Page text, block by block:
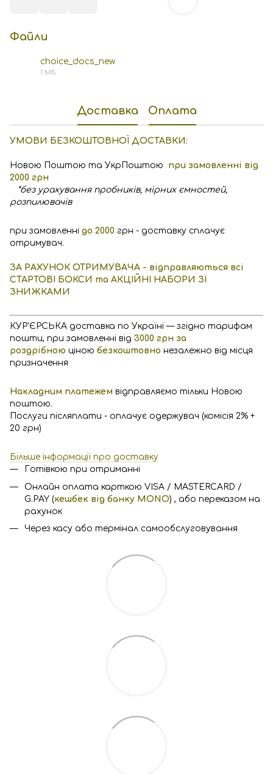
Файли
choice_docs_new
1 МБ
Доставка Оплата
УМОВИ БЕЗКОШТОВНОЇ ДОСТАВКИ:
Новою Поштою та УкрПоштою при замовленні від
2000 грн
*без урахування пробників, мірних ємностей,
розпилювачів
при замовленні до 2000 грн - доставку сплачує
отримувач.
ЗА РАХУНОК ОТРИМУВАЧА - відправляються всі
СТАРТОВІ БОКСИ та АКЦІЙНІ НАБОРИ ЗІ
ЗНИЖКАМИ
КУР'ЄРСЬКА доставка по Україні — згідно тарифам
пошти, при замовленні від 3000 грн за
роздрібною ціною безкоштовно незалежно від місця
призначення
Накладним платежем відправляємо тільки Новою
поштою.
Послуги післяплати - оплачує одержувач (комісія 2% +
20 грн)
Більше інформації про доставку
Готівкою при отриманні
Онлайн оплата карткою VISA / MASTERCARD /
G.PAY (кешбек від банку MONO) , або переказом на
рахунок
Через касу або термінал самообслуговування